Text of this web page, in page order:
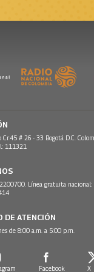
Cr.45 # 26 - 33 Bogotá D.C.
111321
Línea gratuita nacional:
DE ATENCIÓN
de 8:00 a.m. a 5:00 p.m.
Facebook X